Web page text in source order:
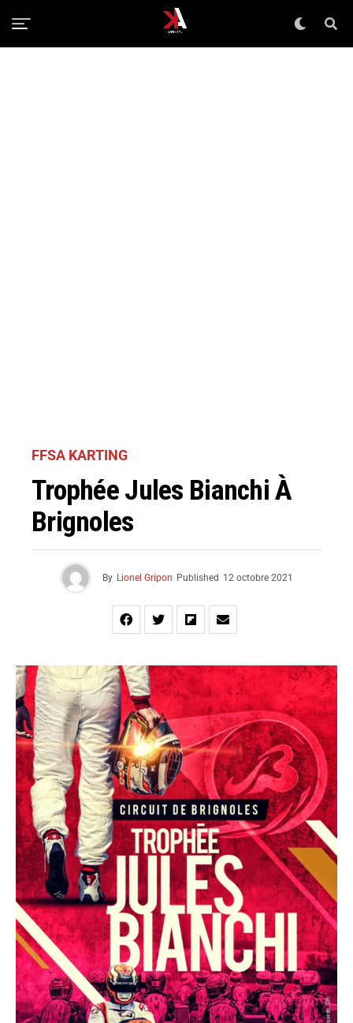
FFSA KARTING
Trophée Jules Bianchi À
Brignoles
By Lionel Gripon Published 12 octobre 2021